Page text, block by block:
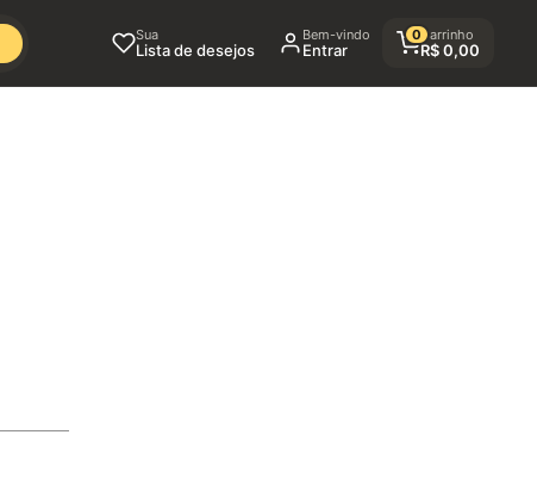
Sua
Lista de desejos
Bem-vindo
Entrar
0 Carrinho
R$0,00